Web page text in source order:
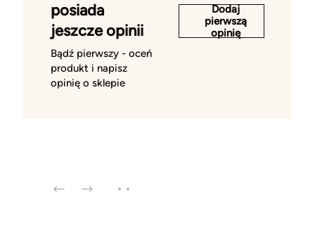
posiada
jeszcze opinii
Bądź pierwszy - oceń
produkt i napisz
opinię o sklepie
Dodaj
pierwszą
opinię